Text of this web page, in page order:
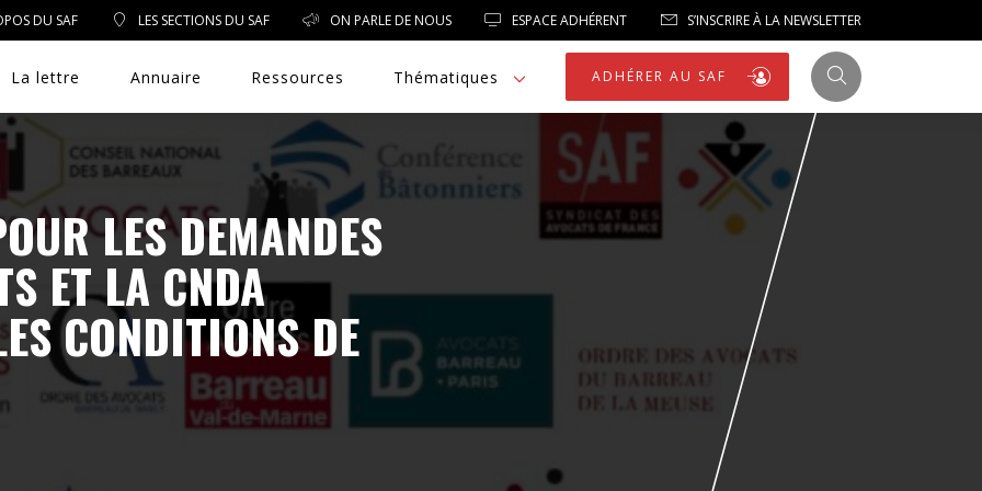
DU SAF LES SECTIONS DU SAF ON PARLE DE NOUS ESPACE ADHÉRENT S’INSCRIRE À LA NEWSLETTER
La lettre Annuaire Ressources Thématiques ADHÉRER AU SAF
DROIT PUBLIC
DROIT SOCIAL
ENVIRONNEMENT/SANTÉ
EVÈNEMENTS
JUSTICE
LIBERTÉS
LIBERTÉS PUBLIQUES
NOTRE HOMMAGE
LES DEMANDES
ET LA CNDA
CONDITIONS DE